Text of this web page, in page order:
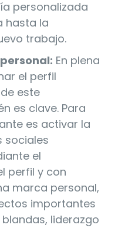
personalizada
hasta la
trabajo.
En plena
el perfil
este
es clave. Para
es activar la
sociales
el
perfil y con
marca personal,
importantes
liderazgo